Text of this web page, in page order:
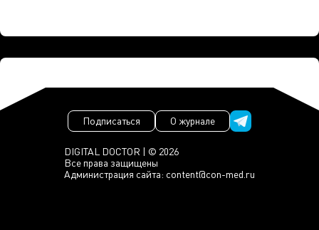
DIGITAL DOCTOR | © 2026
Все права защищены
Администрация сайта: content@con-med.ru
Подписаться О журнале